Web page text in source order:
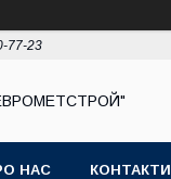
77-23
НАС КОНТАКТИ